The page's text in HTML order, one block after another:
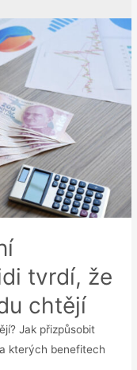
tvrdí, že
chtějí
Jak přizpůsobit
kterých benefitech